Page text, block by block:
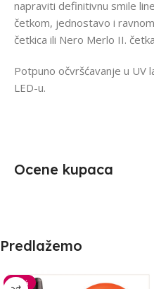
napraviti definitivnu smile
četkom, jednostavo i
četkica ili Nero Merlo II.
Potpuno očvršćavanje u UV
LED-u.
Ocene kupaca
Predlažemo
-30%